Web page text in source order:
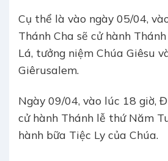
Cụ thể là vào ngày 05/04,
Thánh Cha sẽ cử hành
Lá, tưởng niệm Chúa Giêsu
Giêrusalem.
Ngày 09/04, vào lúc 18 giờ,
cử hành Thánh lễ thứ Năm
hành bữa Tiệc Ly của Chúa.